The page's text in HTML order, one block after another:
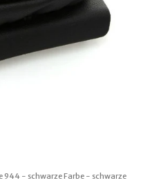
944 - schwarze Farbe - schwarze